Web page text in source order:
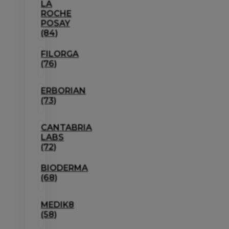
LA
ROCHE
POSAY
(84)
FILORGA
(76)
ERBORIAN
(73)
CANTABRIA
LABS
(72)
BIODERMA
(68)
MEDIK8
(58)